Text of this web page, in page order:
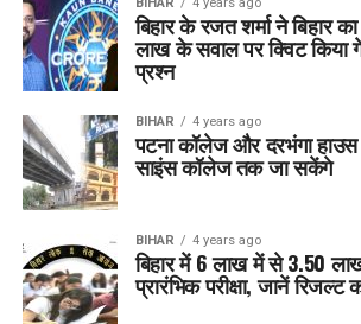
बिहार के रजत शर्मा ने बिहार
लाख के सवाल पर क्विट किया
प्रश्न
BIHAR 4 years ago
पटना कॉलेज और दरभंगा
साइंस कॉलेज तक जा सकेंगे
BIHAR 4 years ago
बिहार में 6 लाख में से 3.50
प्रारंभिक परीक्षा, जानें रिजल्ट